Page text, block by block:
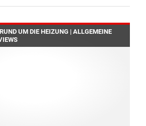
UM DIE HEIZUNG | ALLGEMEINE